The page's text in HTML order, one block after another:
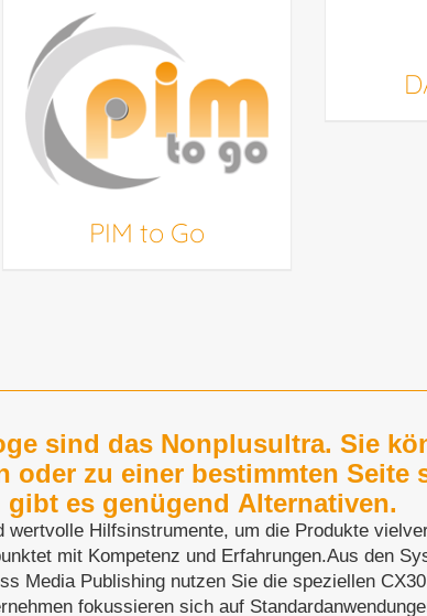
PIM to Go
sind das Nonplusultra. Sie
oder zu einer bestimmten Seite
es genügend Alternativen.
wertvolle Hilfsinstrumente, um die Produkte
mit Kompetenz und Erfahrungen.Aus den
Media Publishing nutzen Sie die speziellen
fokussieren sich auf